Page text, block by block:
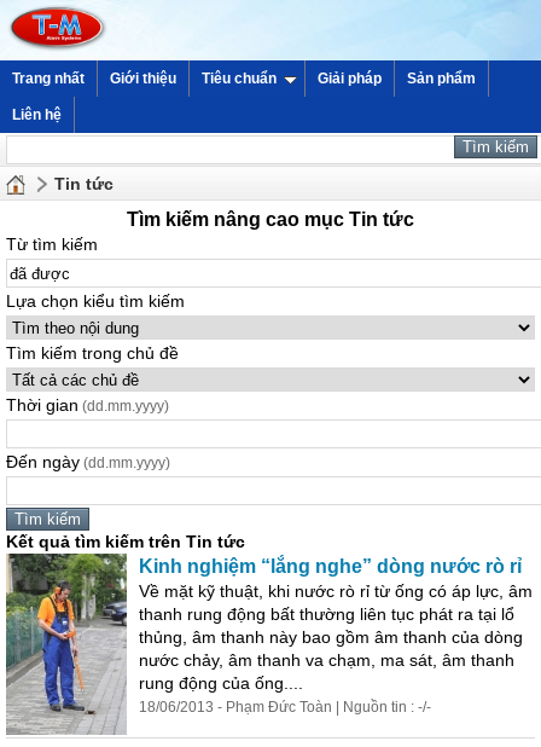
Trang nhất Giới thiệu Tiêu chuẩn Giải pháp Sản phẩm
Liên hệ
Tin tức
Tìm kiếm nâng cao mục Tin tức
Từ tìm kiếm
Lựa chọn kiểu tìm kiếm
Tìm kiếm trong chủ đề
Thời gian (dd.mm.yyyy)
Đến ngày (dd.mm.yyyy)
Kết quả tìm kiếm trên Tin tức
Kinh nghiệm “lắng nghe” dòng nước rò rỉ
Về mặt kỹ thuật, khi nước rò rỉ từ ống có áp lực, âm
thanh rung động bất thường liên tục phát ra tại lổ
thủng, âm thanh này bao gồm âm thanh của dòng
nước chảy, âm thanh va chạm, ma sát, âm thanh
rung động của ống....
18/06/2013 - Phạm Đức Toàn | Nguồn tin : -/-